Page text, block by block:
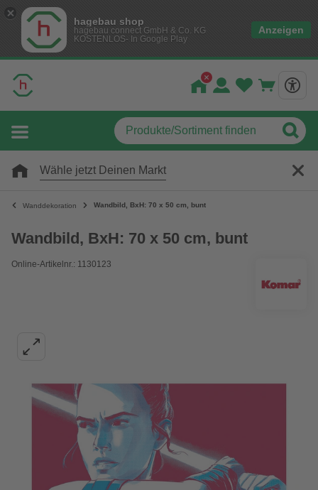
hagebau shop
hagebau connect GmbH & Co. KG
KOSTENLOS- In Google Play
Anzeigen
Wähle jetzt Deinen Markt
Wanddekoration Wandbild, BxH: 70 x 50 cm, bunt
Wandbild, BxH: 70 x 50 cm, bunt
Online-Artikelnr.: 1130123